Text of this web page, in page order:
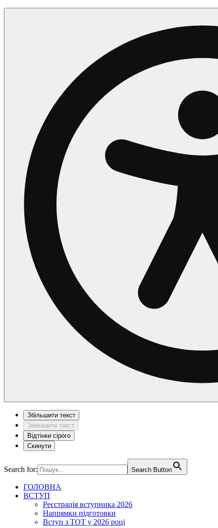
Збільшити текст
Зменшити текст
Відтінки сірого
Скинути
Search for: Search Button
ГОЛОВНА
ВСТУП
Реєстрація вступника 2026
Напрямки підготовки
Вступ з ТОТ у 2026 році